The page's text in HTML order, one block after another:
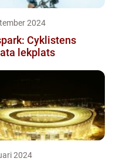
2024
Cyklistens
lekplats
2024